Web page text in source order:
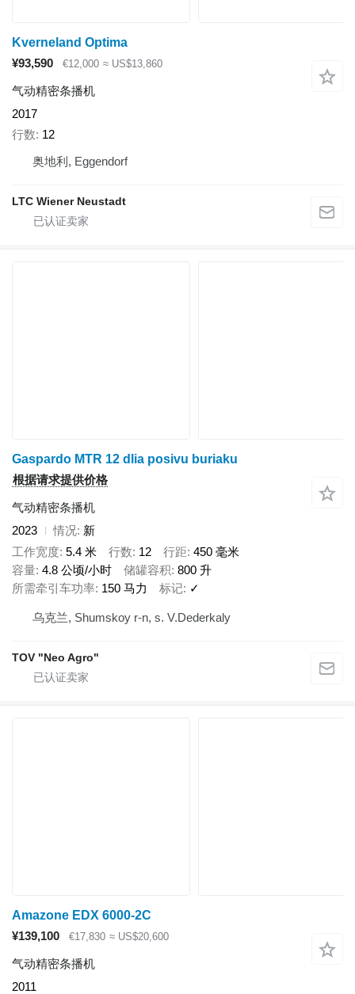
Kverneland Optima
¥93,590
€12,000 ≈ US$13,860
气动精密条播机
2017
行数 12
奥地利, Eggendorf
LTC Wiener Neustadt
Gaspardo MTR 12 dlia posivu buriaku
根据请求提供价格
气动精密条播机
2023
情况 新
工作宽度 5.4 米 行数 12 行距 450 毫米
容量 4.8 公顷/小时 储罐容积 800 升
所需牵引车功率 150 马力 标记 ✓
乌克兰, Shumskoy r-n, s. V.Dederkaly
TOV "Neo Agro"
Amazone EDX 6000-2C
¥139,100
€17,830 ≈ US$20,600
气动精密条播机
2011